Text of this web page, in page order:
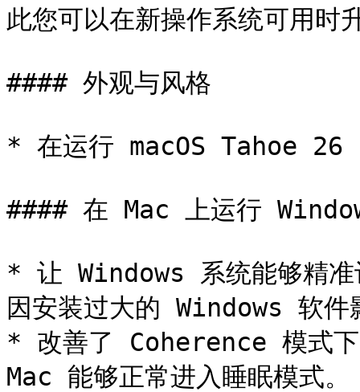
此您可以在新操作系统可用
#### 外观与风格
* 在运行 macOS Tahoe 26
#### 在 Mac 上运行
* 让 Windows 系统能够精准
因安装过大的 Windows 软
* 改善了 Coherence 模式下
Mac 能够正常进入睡眠模式。